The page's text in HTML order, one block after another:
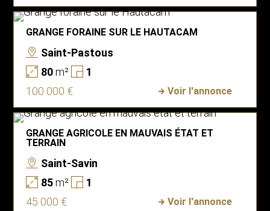
GRANGE FORAINE SUR LE HAUTACAM
Saint-Pastous
80m²
1
100 000 €
Voir l'annonce
GRANGE AGRICOLE EN MAUVAIS ÉTAT ET
TERRAIN
Saint-Savin
85m²
1
45 000 €
Voir l'annonce